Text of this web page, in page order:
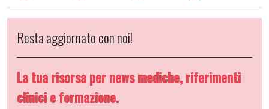
Resta aggiornato con noi!
La tua risorsa per news mediche, riferimenti
clinici e formazione.